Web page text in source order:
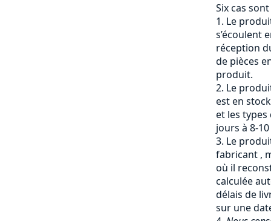
Six cas
Le
s’écoulent
réception
de pièces
produit.
Le
est en
et les types
jours à 8-
Le
fabricant ,
où il
calculée
délais de
sur une